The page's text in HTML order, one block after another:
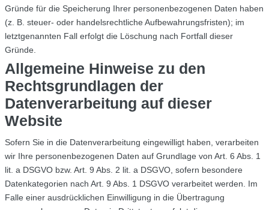
Gründe für die Speicherung Ihrer personenbezogenen Daten haben
(z. B. steuer- oder handelsrechtliche Aufbewahrungsfristen); im
letztgenannten Fall erfolgt die Löschung nach Fortfall dieser
Gründe.
Allgemeine Hinweise zu den
Rechtsgrundlagen der
Datenverarbeitung auf dieser
Website
Sofern Sie in die Datenverarbeitung eingewilligt haben, verarbeiten
wir Ihre personenbezogenen Daten auf Grundlage von Art. 6 Abs. 1
lit. a DSGVO bzw. Art. 9 Abs. 2 lit. a DSGVO, sofern besondere
Datenkategorien nach Art. 9 Abs. 1 DSGVO verarbeitet werden. Im
Falle einer ausdrücklichen Einwilligung in die Übertragung